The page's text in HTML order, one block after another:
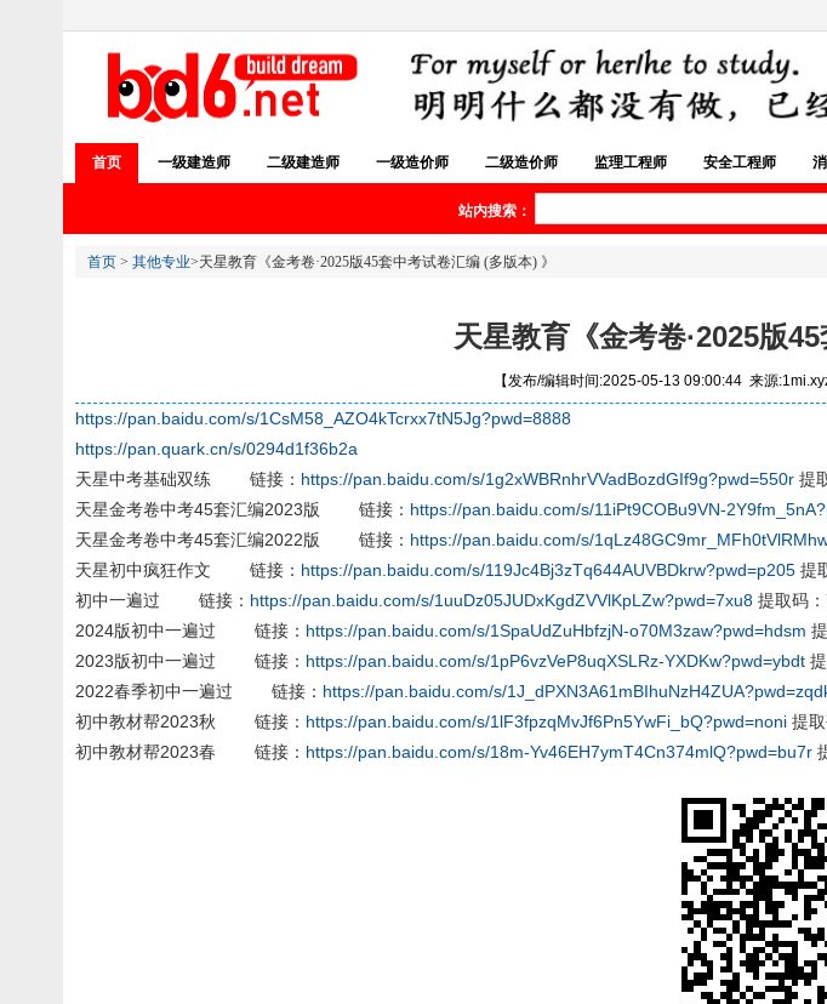
首页 一级建造师 二级建造师 一级造价师 二级造价师 监理工程师 安全工程师
站内搜索：
首页 > 其他专业>天星教育《金考卷·2025版45套中考试卷汇编 (多版本) 》
天星教育《金考卷·2025版
【发布/编辑时间:2025-05-13 09:00:44 来源
https://pan.baidu.com/s/1CsM58_AZO4kTcrxx7tN5Jg?pwd=8888
https://pan.quark.cn/s/0294d1f36b2a
天星中考基础双练 链接： https://pan.baidu.com/s/1g2xWBRnhrVVadBozdGIf9g?pwd=550r 提
天星金考卷中考45套汇编2023版 链接： https://pan.baidu.com/s/11iPt9COBu9VN-
天星金考卷中考45套汇编2022版 链接： https://pan.baidu.com/s/
天星初中疯狂作文 链接： https://pan.baidu.com/s/119Jc4Bj3zTq644AUVBDkrw?pwd=p205 提
初中一遍过 链接： https://pan.baidu.com/s/1uuDz05JUDxKgdZVVlKpLZw?pwd=7xu8 提取码
2024版初中一遍过 链接： https://pan.baidu.com/s/1SpaUdZuHbfzjN-o70M3zaw?pwd=hdsm
2023版初中一遍过 链接： https://pan.baidu.com/s/1pP6vzVeP8uqXSLRz-YXDKw?pwd=ybdt
2022春季初中一遍过 链接： https://pan.baidu.com/s/
初中教材帮2023秋 链接： https://pan.baidu.com/s/1lF3fpzqMvJf6Pn5YwFi_bQ?pwd=noni 提
初中教材帮2023春 链接： https://pan.baidu.com/s/18m-Yv46EH7ymT4Cn374mlQ?pwd=bu7r